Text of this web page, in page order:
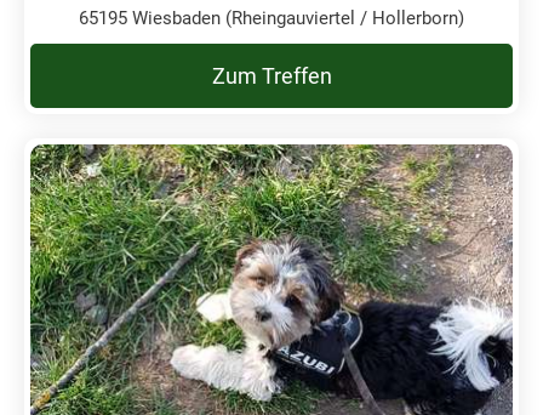
65195 Wiesbaden (Rheingauviertel / Hollerborn)
Zum Treffen